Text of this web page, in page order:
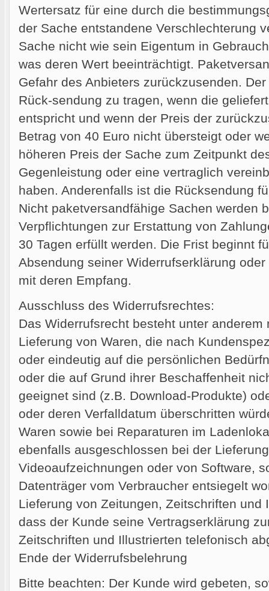
Wertersatz für eine durch die
der Sache entstandene Verschlechterung
Sache nicht wie sein Eigentum in
was deren Wert beeinträchtigt.
Gefahr des Anbieters zurückzusenden.
Rück-sendung zu tragen, wenn die
entspricht und wenn der Preis der
Betrag von 40 Euro nicht übersteigt oder
höheren Preis der Sache zum Zeitpunkt
Gegenleistung oder eine vertraglich
haben. Anderenfalls ist die Rücksendung
Nicht paketversandfähige Sachen werden
Verpflichtungen zur Erstattung von
30 Tagen erfüllt werden. Die Frist beginnt
Absendung seiner Widerrufserklärung
mit deren Empfang.
Ausschluss des Widerrufsrechtes:
Das Widerrufsrecht besteht unter anderem
Lieferung von Waren, die nach
oder eindeutig auf die persönlichen
oder die auf Grund ihrer Beschaffenheit
geeignet sind (z.B. Download-Produkte)
oder deren Verfalldatum überschritten
Waren sowie bei Reparaturen im
ebenfalls ausgeschlossen bei der
Videoaufzeichnungen oder von Software,
Datenträger vom Verbraucher entsiegelt
Lieferung von Zeitungen, Zeitschriften und
dass der Kunde seine Vertragserklärung
Zeitschriften und Illustrierten telefonisch
Ende der Widerrufsbelehrung
Bitte beachten: Der Kunde wird gebeten,